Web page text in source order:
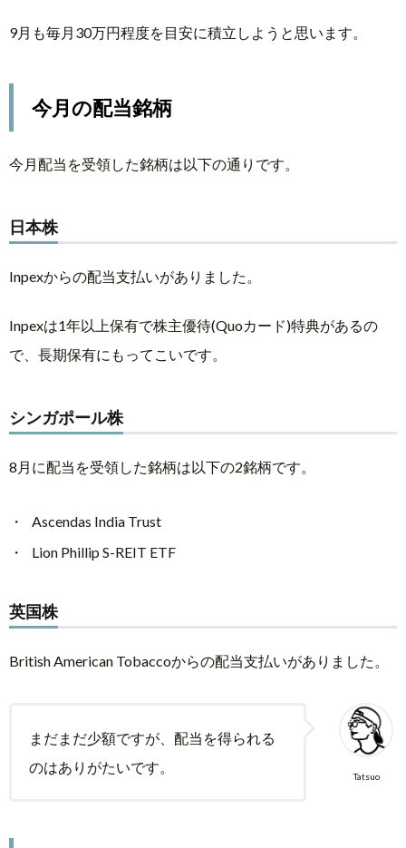
9月も毎月30万円程度を目安に積立しようと思います。
今月の配当銘柄
今月配当を受領した銘柄は以下の通りです。
日本株
Inpexからの配当支払いがありました。
Inpexは1年以上保有で株主優待(Quoカード)特典があるの
で、長期保有にもってこいです。
シンガポール株
8月に配当を受領した銘柄は以下の2銘柄です。
Ascendas India Trust
Lion Phillip S-REIT ETF
英国株
British American Tobaccoからの配当支払いがありました。
Tatsuo
まだまだ少額ですが、配当を得られる
のはありがたいです。